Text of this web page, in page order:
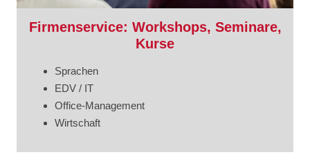
Firmenservice: Workshops, Seminare,
Kurse
Sprachen
EDV / IT
Office-Management
Wirtschaft